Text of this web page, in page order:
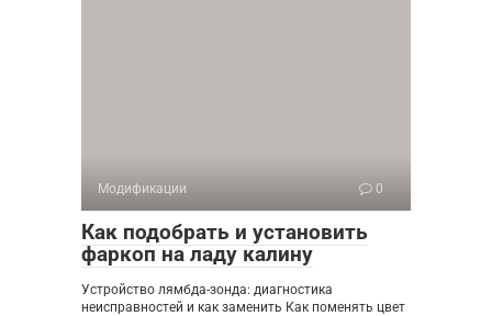
Модификации 0
Как подобрать и установить
фаркоп на ладу калину
Устройство лямбда-зонда: диагностика
неисправностей и как заменить Как поменять цвет